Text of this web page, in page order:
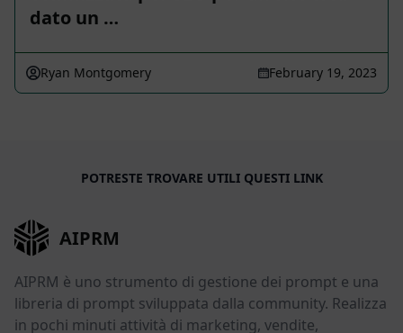
dato un …
Ryan Montgomery February 19, 2023
POTRESTE TROVARE UTILI QUESTI LINK
AIPRM
AIPRM è uno strumento di gestione dei prompt e una
libreria di prompt sviluppata dalla community. Realizza
in pochi minuti attività di marketing, vendite,